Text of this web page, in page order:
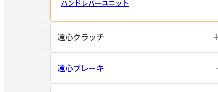
ハンドレバーユニット
遠心クラッチ
遠心ブレーキ